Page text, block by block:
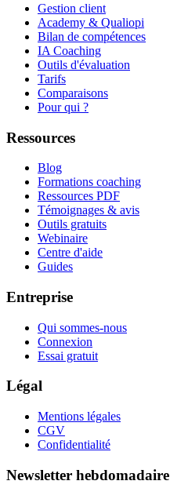
Gestion client
Academy & Qualiopi
Bilan de compétences
IA Coaching
Outils d'évaluation
Tarifs
Comparaisons
Pour qui ?
Ressources
Blog
Formations coaching
Ressources PDF
Témoignages & avis
Outils gratuits
Webinaire
Centre d'aide
Guides
Entreprise
Qui sommes-nous
Connexion
Essai gratuit
Légal
Mentions légales
CGV
Confidentialité
Newsletter hebdomadaire